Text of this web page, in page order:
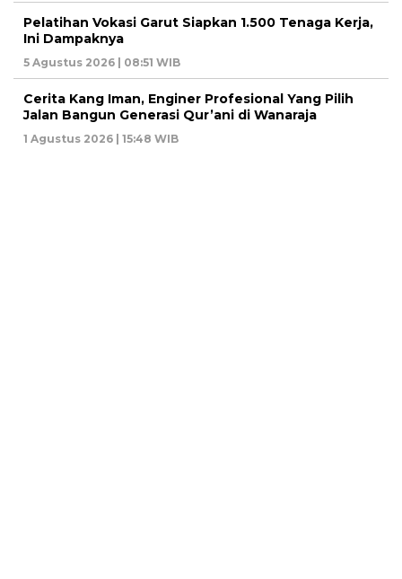
Pelatihan Vokasi Garut Siapkan 1.500 Tenaga Kerja,
Ini Dampaknya
5 Agustus 2026 | 08:51 WIB
Cerita Kang Iman, Enginer Profesional Yang Pilih
Jalan Bangun Generasi Qur’ani di Wanaraja
1 Agustus 2026 | 15:48 WIB